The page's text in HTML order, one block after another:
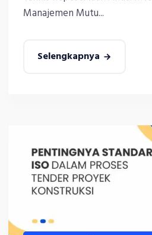
Manajemen Mutu...
Selengkapnya